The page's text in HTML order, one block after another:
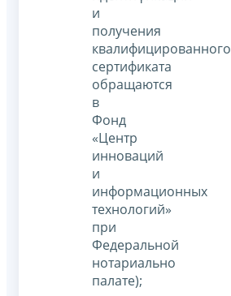
и
получения
квалифицированного
сертификата
обращаются
в
Фонд
«Центр
инноваций
и
информационных
технологий»
при
Федеральной
нотариально
палате);